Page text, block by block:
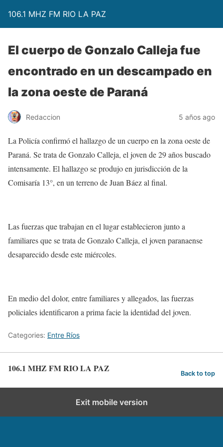
106.1 MHZ FM RIO LA PAZ
El cuerpo de Gonzalo Calleja fue
encontrado en un descampado en
la zona oeste de Paraná
Redaccion 5 años ago
La Policía confirmó el hallazgo de un cuerpo en la zona oeste de
Paraná. Se trata de Gonzalo Calleja, el joven de 29 años buscado
intensamente. El hallazgo se produjo en jurisdicción de la
Comisaría 13°, en un terreno de Juan Báez al final.
Las fuerzas que trabajan en el lugar establecieron junto a
familiares que se trata de Gonzalo Calleja, el joven paranaense
desaparecido desde este miércoles.
En medio del dolor, entre familiares y allegados, las fuerzas
policiales identificaron a prima facie la identidad del joven.
Categories: Entre Ríos
106.1 MHZ FM RIO LA PAZ Back to top
Exit mobile version